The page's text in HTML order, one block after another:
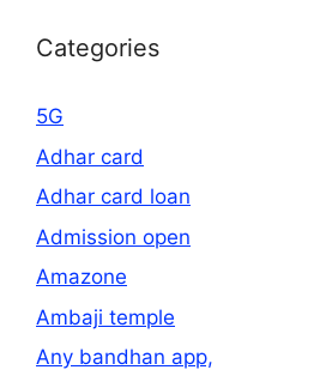
Categories
5G
Adhar card
Adhar card loan
Admission open
Amazone
Ambaji temple
Any bandhan app,